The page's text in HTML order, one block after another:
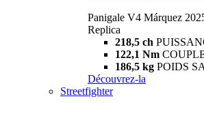
Panigale V4 Márquez
Replica
218,5 ch
122,1 Nm
186,5 kg POIDS
Découvrez-la
Streetfighter